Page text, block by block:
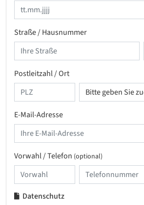
Straße / Hausnummer
Postleitzahl / Ort
E-Mail-Adresse
Vorwahl / Telefon (optional)
Datenschutz